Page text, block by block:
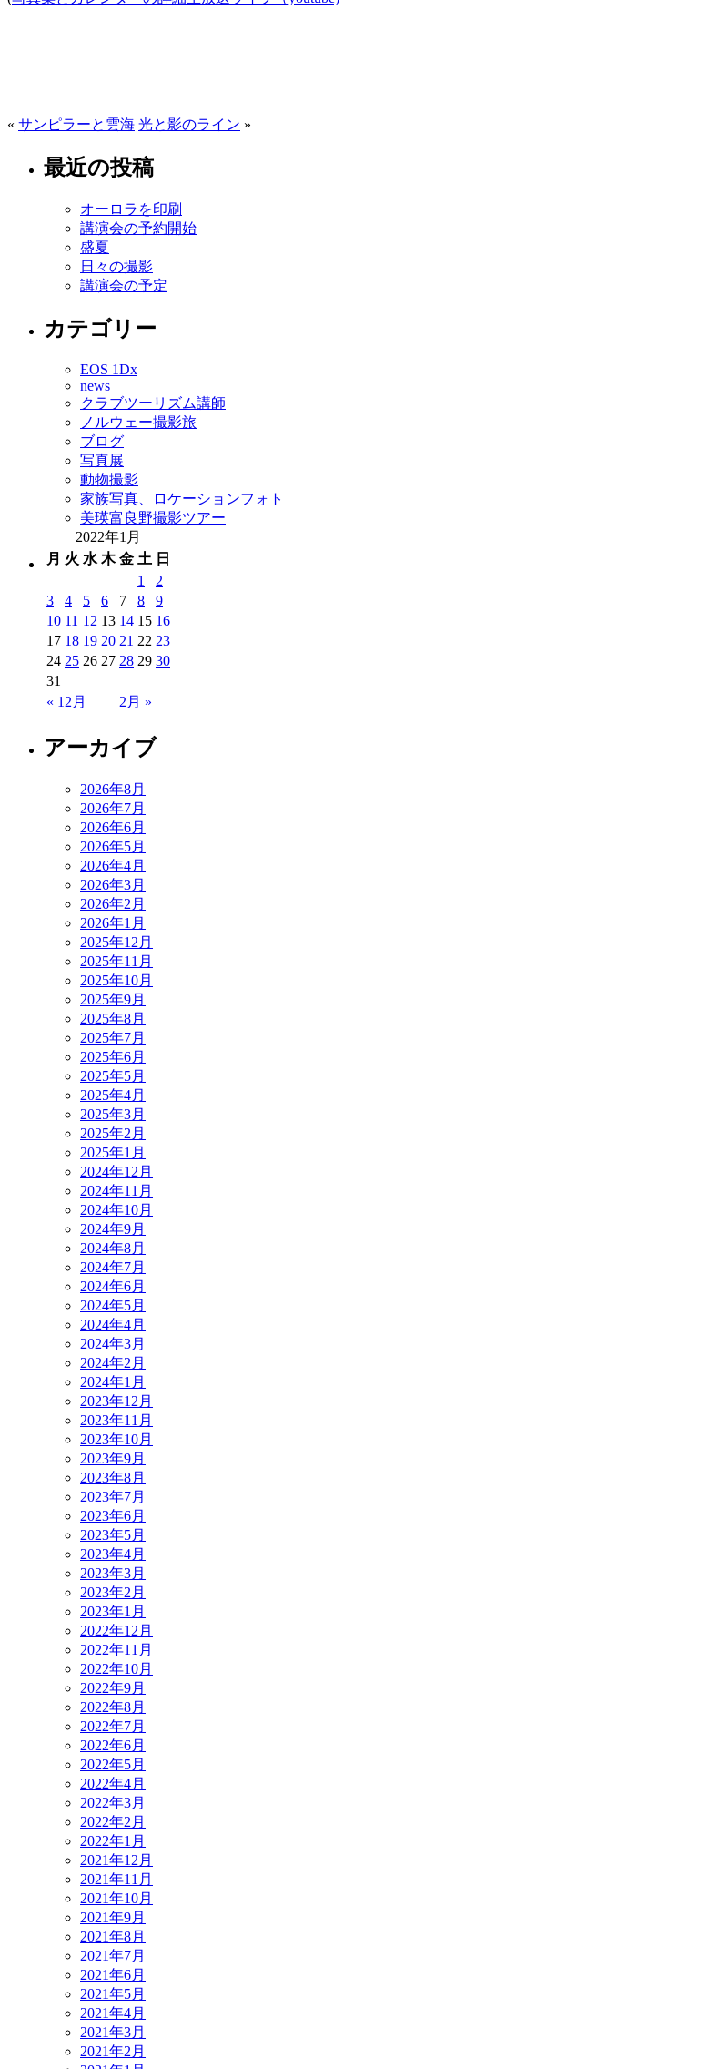
« サンピラーと雲海 光と影のライン »
最近の投稿
オーロラを印刷
講演会の予約開始
盛夏
日々の撮影
講演会の予定
カテゴリー
EOS 1Dx
news
クラブツーリズム講師
ノルウェー撮影旅
ブログ
写真展
動物撮影
家族写真、ロケーションフォト
美瑛富良野撮影ツアー
2022年1月
月 火 水 木 金 土 日
« 12月 2月 »
1
2
3
4 5 6 7 8
9
10 11 12 13 14 15 16
17 18 19 20 21 22 23
24 25 26 27 28 29 30
31
アーカイブ
2026年8月
2026年7月
2026年6月
2026年5月
2026年4月
2026年3月
2026年2月
2026年1月
2025年12月
2025年11月
2025年10月
2025年9月
2025年8月
2025年7月
2025年6月
2025年5月
2025年4月
2025年3月
2025年2月
2025年1月
2024年12月
2024年11月
2024年10月
2024年9月
2024年8月
2024年7月
2024年6月
2024年5月
2024年4月
2024年3月
2024年2月
2024年1月
2023年12月
2023年11月
2023年10月
2023年9月
2023年8月
2023年7月
2023年6月
2023年5月
2023年4月
2023年3月
2023年2月
2023年1月
2022年12月
2022年11月
2022年10月
2022年9月
2022年8月
2022年7月
2022年6月
2022年5月
2022年4月
2022年3月
2022年2月
2022年1月
2021年12月
2021年11月
2021年10月
2021年9月
2021年8月
2021年7月
2021年6月
2021年5月
2021年4月
2021年3月
2021年2月